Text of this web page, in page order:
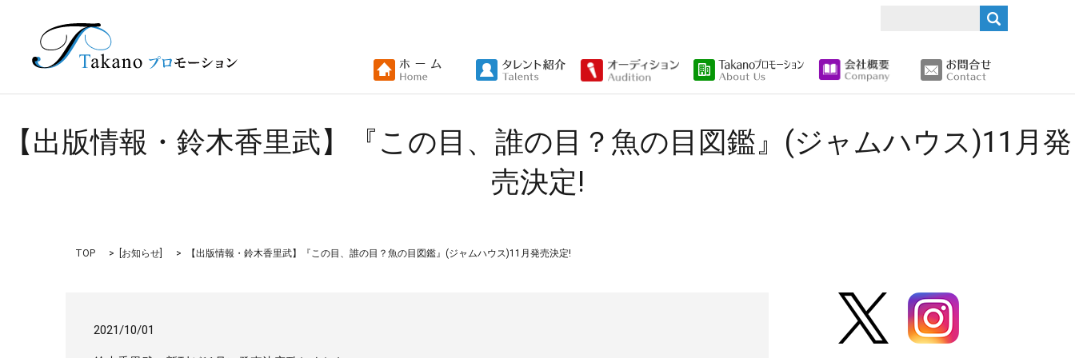
【出版情報・鈴木香里武】『この目、誰の目？魚の目図鑑』(ジャムハウス)11月発
売決定!
TOP お知らせ 【出版情報・鈴木香里武】『この目、誰の目？魚の目図鑑』(ジャムハウス)11月発売決定!
2021/10/01